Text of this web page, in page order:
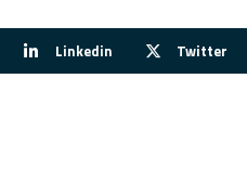
Linkedin Twitter